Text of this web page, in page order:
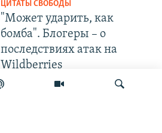
ЦИТАТЫ СВОБОДЫ
"Может ударить, как
бомба". Блогеры – о
последствиях атак на
Wildberries